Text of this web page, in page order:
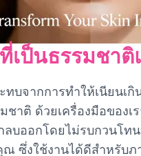
เป็นธรรมชา
ทบจากการทำให้เนียนเ
ชาติ ด้วยเครื่องมือของเ
บออกโดยไม่รบกวนโท
ณ ซึ่งใช้งานได้ดีสำหรับภ